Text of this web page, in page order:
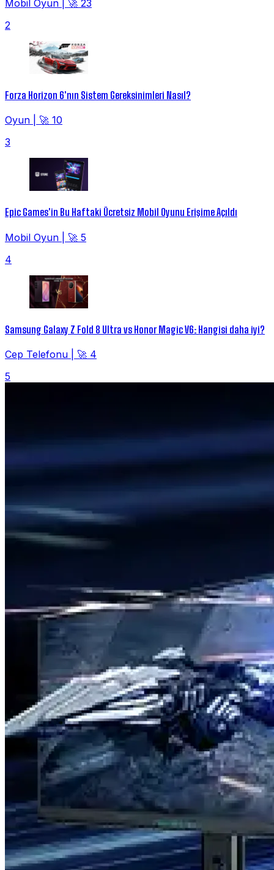
Mobil Oyun
🚀 23
2
Forza Horizon 6'nın Sistem Gereksinimleri Nasıl?
Oyun
🚀 10
3
Epic Games'in Bu Haftaki Ücretsiz Mobil Oyunu Erişime Açıldı
Mobil Oyun
🚀 5
4
Samsung Galaxy Z Fold 8 Ultra vs Honor Magic V6: Hangisi daha iyi?
Cep Telefonu
🚀 4
5